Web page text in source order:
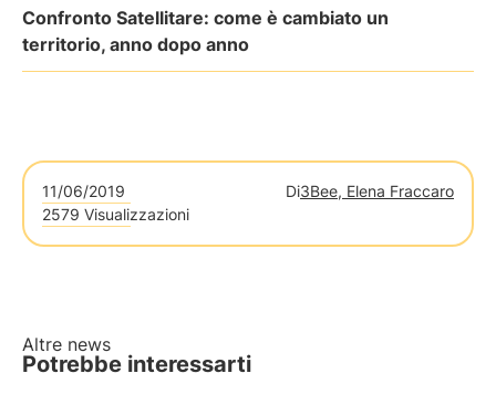
Confronto Satellitare: come è cambiato un
territorio, anno dopo anno
11/06/2019 Di3Bee, Elena Fraccaro
2579 Visualizzazioni
Altre news
Potrebbe interessarti